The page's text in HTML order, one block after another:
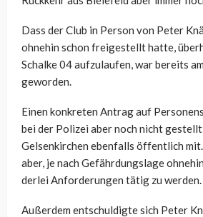
Dass der Club in Person von Peter
ohnehin schon freigestellt hatte,
Schalke 04 aufzulaufen, war bereits
geworden.
Einen konkreten Antrag auf
bei der Polizei aber noch nicht
Gelsenkirchen ebenfalls öffentlich
aber, je nach Gefährdungslage
derlei Anforderungen tätig zu werden.
Außerdem entschuldigte sich Peter